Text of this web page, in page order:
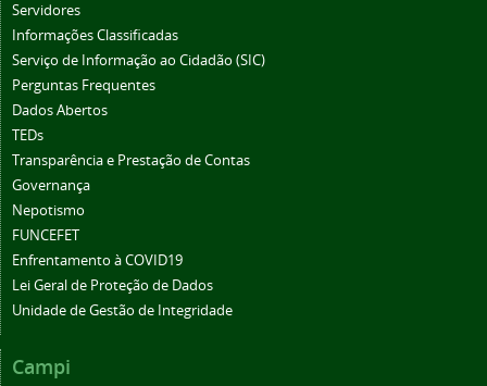
Servidores
Informações Classificadas
Serviço de Informação ao Cidadão (SIC)
Perguntas Frequentes
Dados Abertos
TEDs
Transparência e Prestação de Contas
Governança
Nepotismo
FUNCEFET
Enfrentamento à COVID19
Lei Geral de Proteção de Dados
Unidade de Gestão de Integridade
Campi